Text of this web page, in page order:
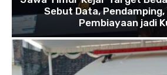
Sebut Data, Pendamping,
Pembiayaan jadi